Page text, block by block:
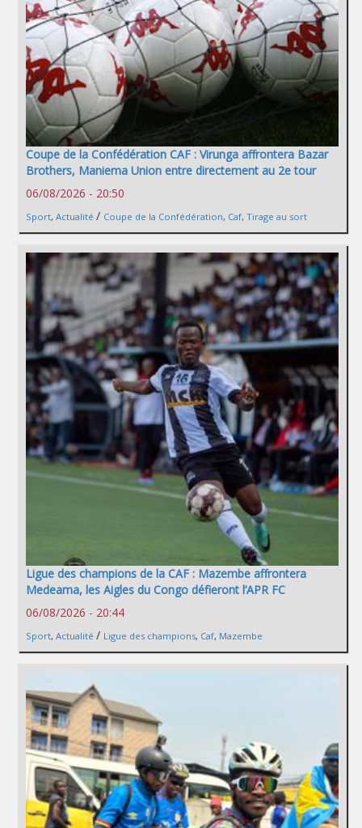
Coupe de la Confédération CAF : Virunga affrontera Bazar
Brothers, Maniema Union entre directement au 2e tour
06/08/2026 - 20:50
Sport, Actualité / Coupe de la Confédération, Caf, Tirage au sort
Ligue des champions de la CAF : Mazembe affrontera
Medeama, les Aigles du Congo défieront l’APR FC
06/08/2026 - 20:44
Sport, Actualité / Ligue des champions, Caf, Mazembe